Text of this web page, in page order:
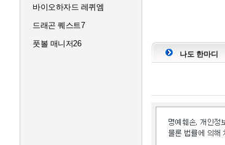
바이오하자드 레퀴엠
드래곤 퀘스트7
풋볼 매니저26
나도 한마디